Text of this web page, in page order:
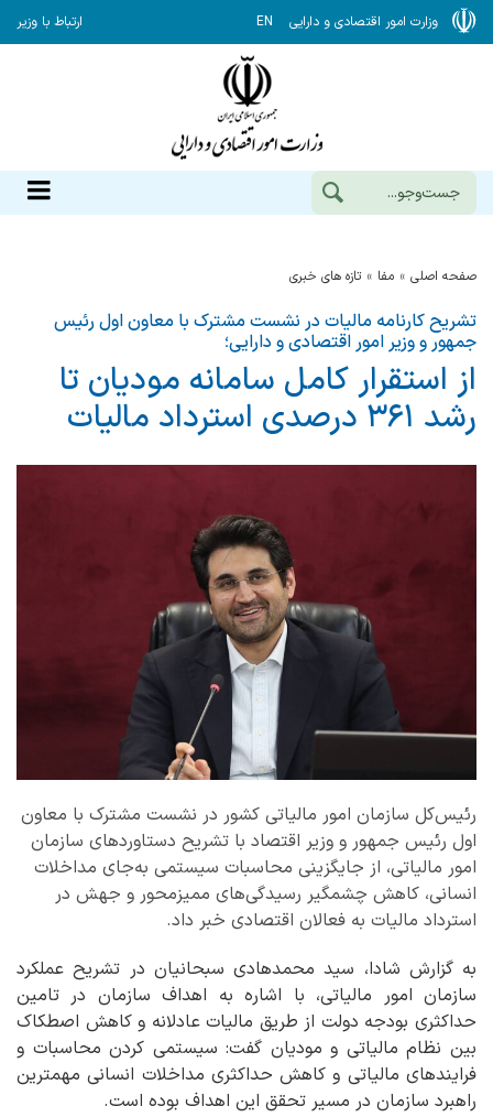
وزارت امور اقتصادی و دارایی EN ارتباط با وزیر
صفحه اصلی مفا تازه های خبری
تشریح کارنامه مالیات در نشست مشترک با معاون اول رئیس
جمهور و وزیر امور اقتصادی و دارایی؛
از استقرار کامل سامانه مودیان تا
رشد ۳۶۱ درصدی استرداد مالیات
رئیس‌کل سازمان امور مالیاتی کشور در نشست مشترک با معاون
اول رئیس جمهور و وزیر اقتصاد با تشریح دستاوردهای سازمان
امور مالیاتی، از جایگزینی محاسبات سیستمی به‌جای مداخلات
انسانی، کاهش چشمگیر رسیدگی‌های ممیزمحور و جهش در
استرداد مالیات به فعالان اقتصادی خبر داد.
به گزارش شادا، سید محمدهادی سبحانیان در تشریح عملکرد
سازمان امور مالیاتی، با اشاره به اهداف سازمان در تامین
حداکثری بودجه دولت از طریق مالیات عادلانه و کاهش اصطکاک
بین نظام مالیاتی و مودیان گفت: سیستمی کردن محاسبات و
فرایندهای مالیاتی و کاهش حداکثری مداخلات انسانی مهمترین
راهبرد سازمان در مسیر تحقق این اهداف بوده است.